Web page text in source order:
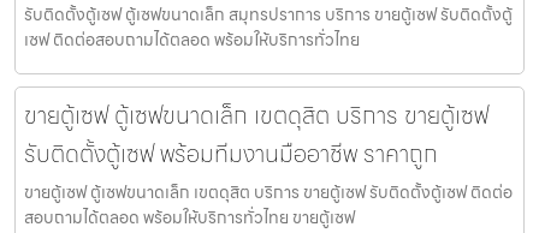
รับติดตั้งตู้เซฟ ตู้เซฟขนาดเล็ก สมุทรปราการ บริการ ขายตู้เซฟ รับติดตั้งตู้
เซฟ ติดต่อสอบถามได้ตลอด พร้อมให้บริการทั่วไทย
ขายตู้เซฟ ตู้เซฟขนาดเล็ก เขตดุสิต บริการ ขายตู้เซฟ
รับติดตั้งตู้เซฟ พร้อมทีมงานมืออาชีพ ราคาถูก
ขายตู้เซฟ ตู้เซฟขนาดเล็ก เขตดุสิต บริการ ขายตู้เซฟ รับติดตั้งตู้เซฟ ติดต่อ
สอบถามได้ตลอด พร้อมให้บริการทั่วไทย ขายตู้เซฟ